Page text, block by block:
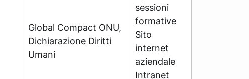
Global Compact ONU,
Dichiarazione Diritti
Umani
sessioni
formative
Sito
internet
aziendale
Intranet